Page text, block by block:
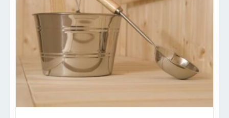
IN DEN WARENKORB DETAILS